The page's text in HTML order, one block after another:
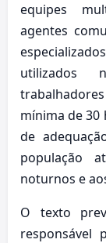
equipes
agentes
utilizados
mínima de 30
de
população
noturnos e
O texto
responsável